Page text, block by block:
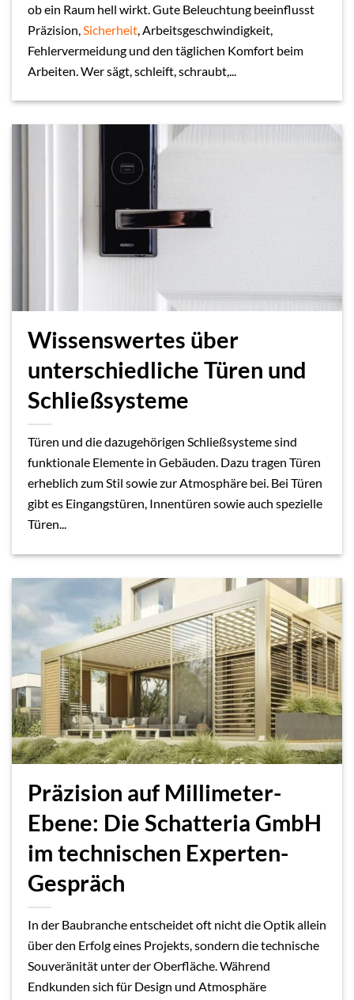
ob ein Raum hell wirkt. Gute Beleuchtung beeinflusst
Präzision,Sicherheit, Arbeitsgeschwindigkeit,
Fehlervermeidung und den täglichen Komfort beim
Arbeiten. Wer sägt, schleift, schraubt,...
Wissenswertes über
unterschiedliche Türen und
Schließsysteme
Türen und die dazugehörigen Schließsysteme sind
funktionale Elemente in Gebäuden. Dazu tragen Türen
erheblich zum Stil sowie zur Atmosphäre bei. Bei Türen
gibt es Eingangstüren, Innentüren sowie auch spezielle
Türen...
Präzision auf Millimeter-
Ebene: Die Schatteria GmbH
im technischen Experten-
Gespräch
In der Baubranche entscheidet oft nicht die Optik allein
über den Erfolg eines Projekts, sondern die technische
Souveränität unter der Oberfläche. Während
Endkunden sich für Design und Atmosphäre